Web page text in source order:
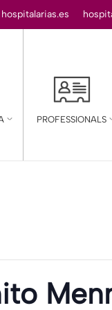
hospitalarias.es
PROFESSIONALS